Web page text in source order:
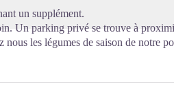
un supplément.
Un parking privé se trouve à
nous les légumes de saison de notre